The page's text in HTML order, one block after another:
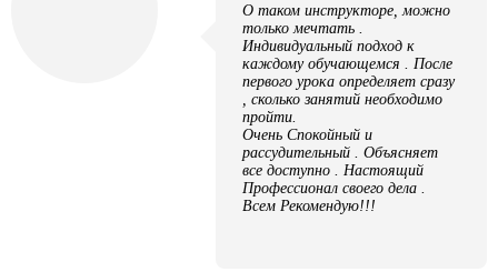
О таком инструкторе, можно
только мечтать .
Индивидуальный подход к
каждому обучающемся . После
первого урока определяет сразу
, сколько занятий необходимо
пройти.
Очень Спокойный и
рассудительный . Объясняет
все доступно . Настоящий
Профессионал своего дела .
Всем Рекомендую!!!